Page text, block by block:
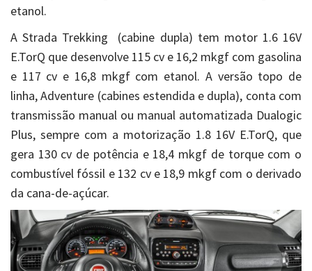
etanol.
A Strada Trekking (cabine dupla) tem motor 1.6 16V
E.TorQ que desenvolve 115 cv e 16,2 mkgf com gasolina
e 117 cv e 16,8 mkgf com etanol. A versão topo de
linha, Adventure (cabines estendida e dupla), conta com
transmissão manual ou manual automatizada Dualogic
Plus, sempre com a motorização 1.8 16V E.TorQ, que
gera 130 cv de potência e 18,4 mkgf de torque com o
combustível fóssil e 132 cv e 18,9 mkgf com o derivado
da cana-de-açúcar.